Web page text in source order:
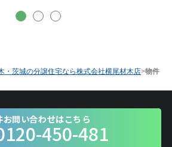
・茨城の分譲住宅なら株式会社横尾材木店>物件
お問い合わせはこちら
450-481